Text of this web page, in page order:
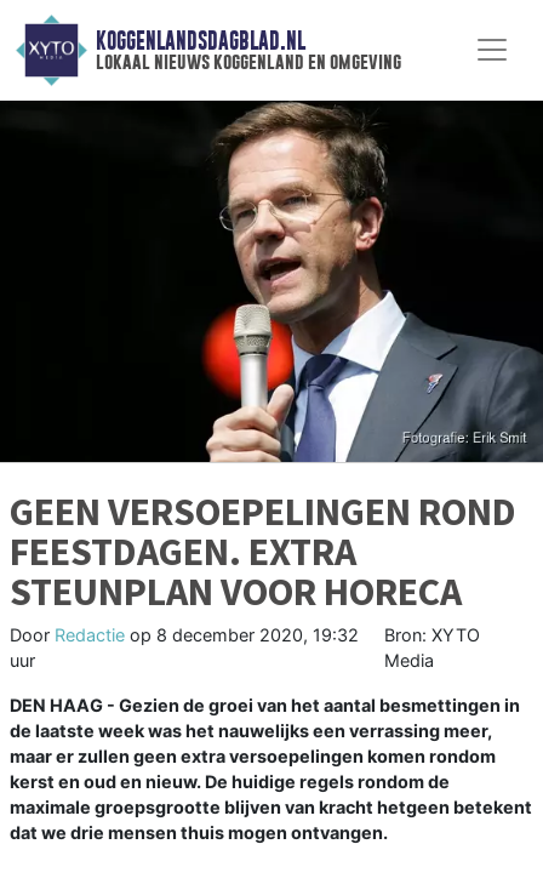
KOGGENLANDSDAGBLAD.NL
lokaal nieuws koggenland en omgeving
GEEN VERSOEPELINGEN ROND
FEESTDAGEN. EXTRA
STEUNPLAN VOOR HORECA
Door Redactie op 8 december 2020, 19:32
uur
Bron: XYTO
Media
DEN HAAG - Gezien de groei van het aantal besmettingen in
de laatste week was het nauwelijks een verrassing meer,
maar er zullen geen extra versoepelingen komen rondom
kerst en oud en nieuw. De huidige regels rondom de
maximale groepsgrootte blijven van kracht hetgeen betekent
dat we drie mensen thuis mogen ontvangen.